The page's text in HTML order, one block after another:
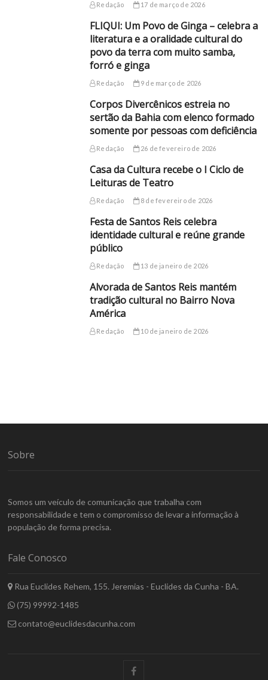
Redação 17 de março de 2026
FLIQUI: Um Povo de Ginga – celebra a
literatura e a oralidade cultural do
povo da terra com muito samba,
forró e ginga
Redação 9 de março de 2026
Corpos Divercênicos estreia no
sertão da Bahia com elenco formado
somente por pessoas com deficiência
Redação 26 de fevereiro de 2026
Casa da Cultura recebe o I Ciclo de
Leituras de Teatro
Redação 8 de fevereiro de 2026
Festa de Santos Reis celebra
identidade cultural e reúne grande
público
Redação 13 de janeiro de 2026
Alvorada de Santos Reis mantém
tradição cultural no Bairro Nova
América
Redação 10 de janeiro de 2026
Sobre
Somos um veículo de comunicação que trabalha com
responsabilidade e tem o compromisso de levar a informação à
população de forma precisa.
Fale Conosco
Rua Euclides Rehem, 155. Jeremias - Euclides da Cunha - BA.
(75) 99992-1485
contato@euclidesdacunha.com
facebook